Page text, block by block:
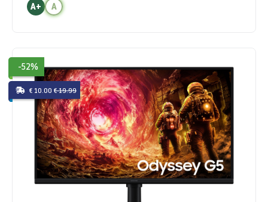
A+
A
-52%
€ 10.00 € 19.99